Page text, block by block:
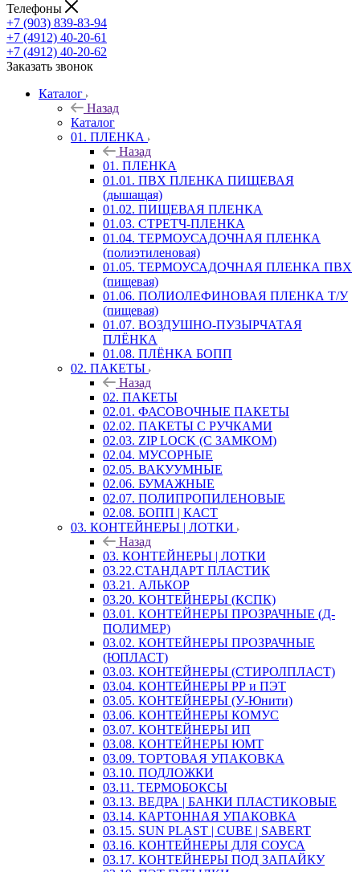
Телефоны
+7 (903) 839-83-94
+7 (4912) 40-20-61
+7 (4912) 40-20-62
Заказать звонок
Каталог
Назад
Каталог
01. ПЛЕНКА
Назад
01. ПЛЕНКА
01.01. ПВХ ПЛЕНКА ПИЩЕВАЯ
(дышащая)
01.02. ПИЩЕВАЯ ПЛЕНКА
01.03. СТРЕТЧ-ПЛЕНКА
01.04. ТЕРМОУСАДОЧНАЯ ПЛЕНКА
(полиэтиленовая)
01.05. ТЕРМОУСАДОЧНАЯ ПЛЕНКА ПВХ
(пищевая)
01.06. ПОЛИОЛЕФИНОВАЯ ПЛЕНКА Т/У
(пищевая)
01.07. ВОЗДУШНО-ПУЗЫРЧАТАЯ
ПЛЁНКА
01.08. ПЛЁНКА БОПП
02. ПАКЕТЫ
Назад
02. ПАКЕТЫ
02.01. ФАСОВОЧНЫЕ ПАКЕТЫ
02.02. ПАКЕТЫ С РУЧКАМИ
02.03. ZIP LOСK (С ЗАМКОМ)
02.04. МУСОРНЫЕ
02.05. ВАКУУМНЫЕ
02.06. БУМАЖНЫЕ
02.07. ПОЛИПРОПИЛЕНОВЫЕ
02.08. БОПП | КАСТ
03. КОНТЕЙНЕРЫ | ЛОТКИ
Назад
03. КОНТЕЙНЕРЫ | ЛОТКИ
03.22.СТАНДАРТ ПЛАСТИК
03.21. АЛЬКОР
03.20. КОНТЕЙНЕРЫ (КСПК)
03.01. КОНТЕЙНЕРЫ ПРОЗРАЧНЫЕ (Д-
ПОЛИМЕР)
03.02. КОНТЕЙНЕРЫ ПРОЗРАЧНЫЕ
(ЮПЛАСТ)
03.03. КОНТЕЙНЕРЫ (СТИРОЛПЛАСТ)
03.04. КОНТЕЙНЕРЫ РР и ПЭТ
03.05. КОНТЕЙНЕРЫ (У-Юнити)
03.06. КОНТЕЙНЕРЫ КОМУС
03.07. КОНТЕЙНЕРЫ ИП
03.08. КОНТЕЙНЕРЫ ЮМТ
03.09. ТОРТОВАЯ УПАКОВКА
03.10. ПОДЛОЖКИ
03.11. ТЕРМОБОКСЫ
03.13. ВЕДРА | БАНКИ ПЛАСТИКОВЫЕ
03.14. КАРТОННАЯ УПАКОВКА
03.15. SUN PLAST | CUBE | SABERT
03.16. КОНТЕЙНЕРЫ ДЛЯ СОУСА
03.17. КОНТЕЙНЕРЫ ПОД ЗАПАЙКУ